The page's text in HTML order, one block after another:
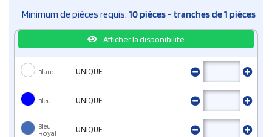
Minimum de pièces requis: 10 pièces - tranches de 1 pièces
Afficher la disponibilité
Blanc UNIQUE
Bleu UNIQUE
Bleu
Royal
UNIQUE